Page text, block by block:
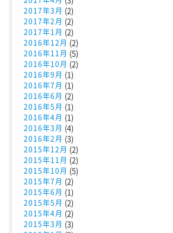
2017年3月 (2)
2017年2月 (2)
2017年1月 (2)
2016年12月 (2)
2016年11月 (5)
2016年10月 (2)
2016年9月 (1)
2016年7月 (1)
2016年6月 (2)
2016年5月 (1)
2016年4月 (1)
2016年3月 (4)
2016年2月 (3)
2015年12月 (2)
2015年11月 (2)
2015年10月 (5)
2015年7月 (2)
2015年6月 (1)
2015年5月 (2)
2015年4月 (2)
2015年3月 (3)